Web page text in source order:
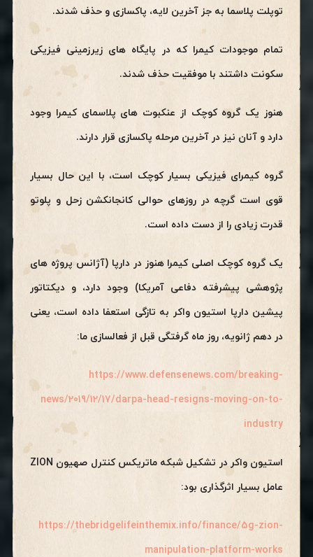
توپلت پلاسما به جز آخرین لایه، پاکسازی و حذف شدند.
تمام موجودات کیمرا که در پایگاه های زیرزمینی فیزیکی
سکونت داشتند با موفقیت حذف شدند.
هنوز یک گروه کوچک از عنکبوت های پلاسمای کیمرا وجود
دارد و آنان نیز در آخرین مرحله پاکسازی قرار دارند.
گروه کیمرای فیزیکی بسیار کوچک است، با این حال بسیار
قوی است گرچه در روزهای حوالی کانجانکشن زحل و پلوتو
قدرت زیادی را از دست داده است.
یک گروه کوچک اصلی کیمرا هنوز در دارپا (آژانس پروژه های
پژوهشی پیشرفته دفاعی آمریکا) وجود دارد، و دیکتاتور
پیشین دارپا استیون واکر به تازگی استعفا داده است، یعنی
در دهم ژانویه، روز ماه گرفتگی قبل از فعالسازی ما:
https://www.defensenews.com/breaking-
news/2019/12/17/darpa-head-resigns-moving-on-to-
industry
استیون واکر در تشکیل شبکه ماتریکس کنترل صهیون ZION
عامل بسیار اثرگذاری بود:
https://thebridgelifeinthemix.info/finance/5g-zion-
manipulation-platform-works